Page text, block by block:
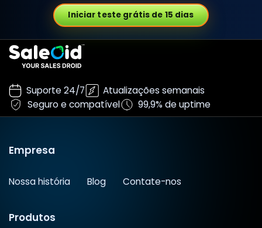
Iniciar teste grátis de 15 dias
Suporte 24/7
Atualizações semanais
Seguro e compatível
99,9% de uptime
Empresa
Nossa história Blog Contate-nos
Produtos